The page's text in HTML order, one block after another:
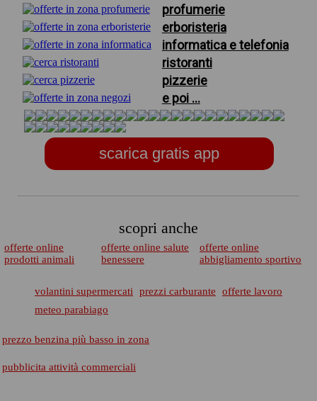
profumerie
erboristeria
informatica e telefonia
ristoranti
pizzerie
e poi ...
scarica gratis app
scopri anche
offerte online
prodotti animali
offerte online salute
benessere
offerte online
abbigliamento sportivo
volantini supermercati prezzi carburante
offerte lavoro
meteo parabiago
prezzo benzina più basso in zona
pubblicita attività commerciali